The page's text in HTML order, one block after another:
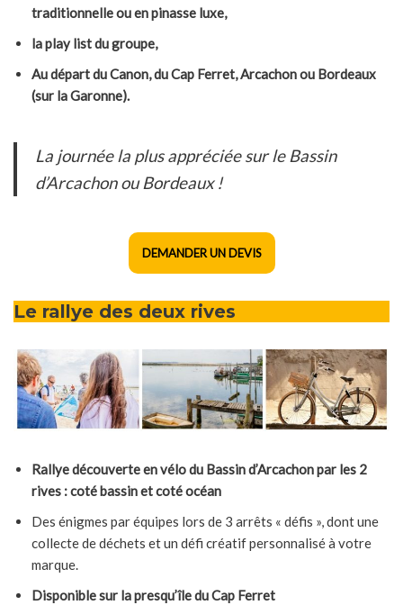
traditionnelle ou en pinasse luxe,
la play list du groupe,
Au départ du Canon, du Cap Ferret, Arcachon ou Bordeaux
(sur la Garonne).
La journée la plus appréciée sur le Bassin
d’Arcachon ou Bordeaux !
DEMANDER UN DEVIS
Le rallye des deux rives
Rallye découverte en vélo du Bassin d’Arcachon par les 2
rives : coté bassin et coté océan
Des énigmes par équipes lors de 3 arrêts « défis », dont une
collecte de déchets et un défi créatif personnalisé à votre
marque.
Disponible sur la presqu’île du Cap Ferret